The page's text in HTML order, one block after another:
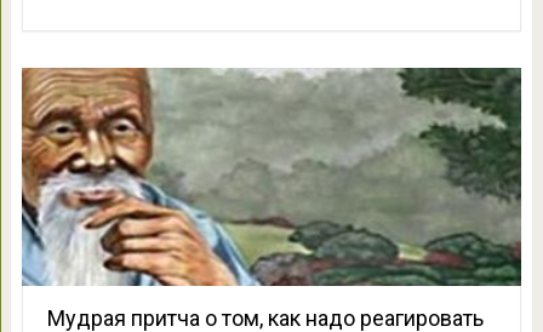
Мудрая притча о том, как надо реагировать